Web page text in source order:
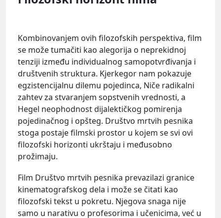
Kombinovanjem ovih filozofskih perspektiva, film
se može tumačiti kao alegorija o neprekidnoj
tenziji između individualnog samopotvrđivanja i
društvenih struktura. Kjerkegor nam pokazuje
egzistencijalnu dilemu pojedinca, Niče radikalni
zahtev za stvaranjem sopstvenih vrednosti, a
Hegel neophodnost dijalektičkog pomirenja
pojedinačnog i opšteg. Društvo mrtvih pesnika
stoga postaje filmski prostor u kojem se svi ovi
filozofski horizonti ukrštaju i međusobno
prožimaju.
Film Društvo mrtvih pesnika prevazilazi granice
kinematografskog dela i može se čitati kao
filozofski tekst u pokretu. Njegova snaga nije
samo u narativu o profesorima i učenicima, već u